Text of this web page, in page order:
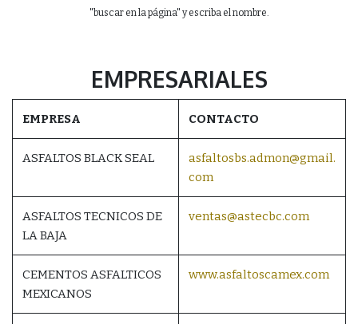
"buscar en la página" y escriba el nombre.
EMPRESARIALES
EMPRESA CONTACTO
ASFALTOS BLACK SEAL
asfaltosbs.admon@gmail.
com
ASFALTOS TECNICOS DE
LA BAJA
ventas@astecbc.com
CEMENTOS ASFALTICOS
MEXICANOS
www.asfaltoscamex.com